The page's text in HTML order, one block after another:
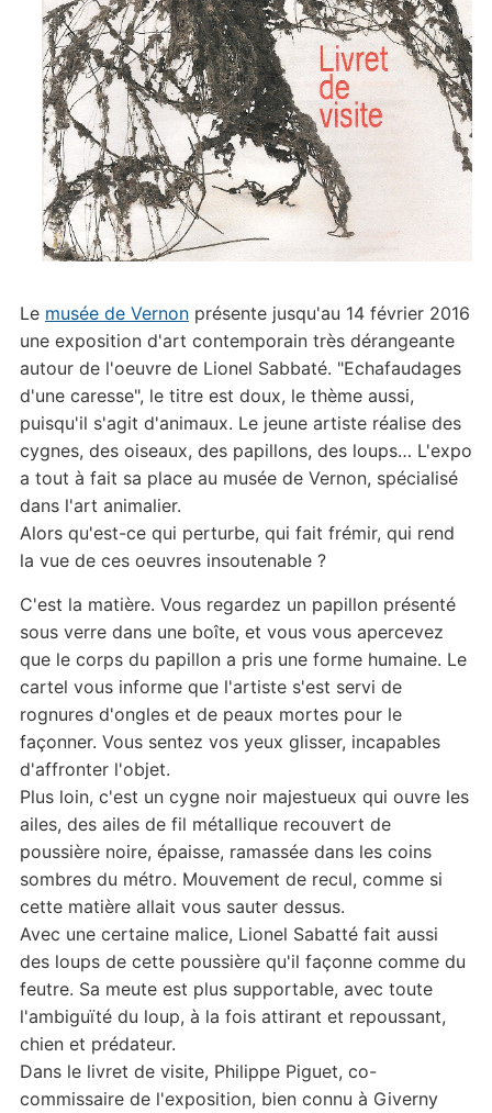
Le musée de Vernonprésente jusqu'au 14 février 2016
une exposition d'art contemporain très dérangeante
autour de l'oeuvre de Lionel Sabbaté. "Echafaudages
d'une caresse", le titre est doux, le thème aussi,
puisqu'il s'agit d'animaux. Le jeune artiste réalise des
cygnes, des oiseaux, des papillons, des loups… L'expo
a tout à fait sa place au musée de Vernon, spécialisé
dans l'art animalier.
Alors qu'est-ce qui perturbe, qui fait frémir, qui rend
la vue de ces oeuvres insoutenable ?
C'est la matière. Vous regardez un papillon présenté
sous verre dans une boîte, et vous vous apercevez
que le corps du papillon a pris une forme humaine. Le
cartel vous informe que l'artiste s'est servi de
rognures d'ongles et de peaux mortes pour le
façonner. Vous sentez vos yeux glisser, incapables
d'affronter l'objet.
Plus loin, c'est un cygne noir majestueux qui ouvre les
ailes, des ailes de fil métallique recouvert de
poussière noire, épaisse, ramassée dans les coins
sombres du métro. Mouvement de recul, comme si
cette matière allait vous sauter dessus.
Avec une certaine malice, Lionel Sabatté fait aussi
des loups de cette poussière qu'il façonne comme du
feutre. Sa meute est plus supportable, avec toute
l'ambiguïté du loup, à la fois attirant et repoussant,
chien et prédateur.
Dans le livret de visite, Philippe Piguet, co-
commissaire de l'exposition, bien connu à Giverny